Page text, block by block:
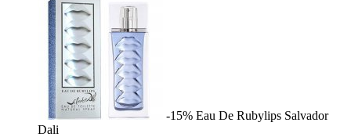
-15% Eau De Rubylips Salvador
Dali